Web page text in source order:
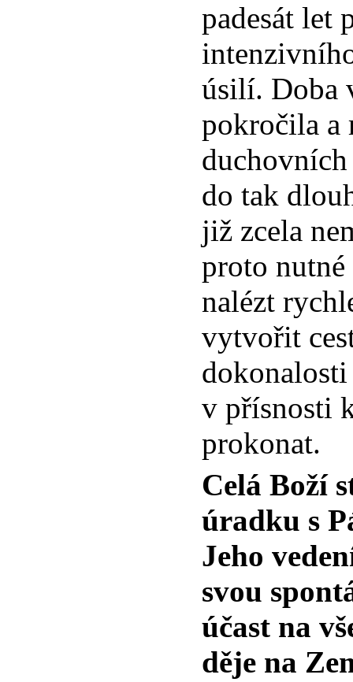
padesát let
úsilí. Doba
pokročila a
duchovních
do tak
již zcela
proto nutné
nalézt
vytvořit
v přísnosti
prokonat.
Celá Boží
úradku s
Jeho
svou
účast na
děje na